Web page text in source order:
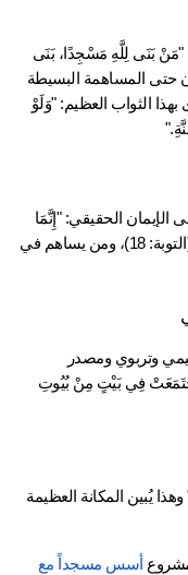
ورد في الحديث الصحيح وعد النبي ﷺ العظيم: "مَنْ بَنَى لِلَّهِ مَسْجِدًا، بَنَى
اللَّهُ لَهُ مِثْلَهُ فِي الْجَنَّةِ." وفي رواية أخرى تؤكد أن حتى المساهمة البسيطة
يذكر القرآن الكريم أن عمارة المساجد دلالة على الإيمان الحقيقي: "إِنَّمَا
يَعْمُرُ مَسَاجِدَ اللَّهِ مَنْ آمَنَ بِاللَّهِ وَالْيَوْمِ الْآخِرِ..." (التوبة: 18)، ومن يساهم في
المسجد ليس مجرد مكان للصلاة، بل مركز تعليمي وتربوي ومصدر
للسكينة والرحمة، قال النبي ﷺ: "كُلُّ جَمَاعَةٍ اجْتَمَعَتْ فِي بَيْتٍ مِنْ بُيُوتِ
قال النبي ﷺ: "أَحَبُّ الْبِلادِ إِلَى اللهِ مَسَاجِدُهَا..." وهذا يُبين المكانة العظيمة
أسس مسجداً مع